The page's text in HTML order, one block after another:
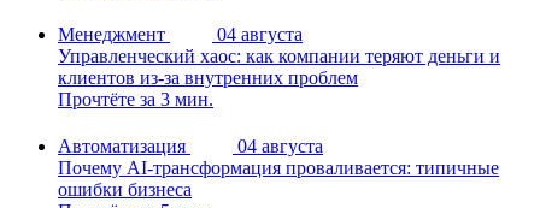
Менеджмент
04 августа
Управленческий хаос: как компании теряют деньги и
клиентов из-за внутренних проблем
Прочтёте за 3 мин.
Автоматизация
04 августа
Почему AI-трансформация проваливается: типичные
ошибки бизнеса